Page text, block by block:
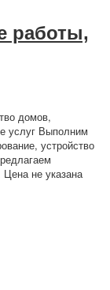
работы,
домов,
услуг Выполним
устройство
не указана